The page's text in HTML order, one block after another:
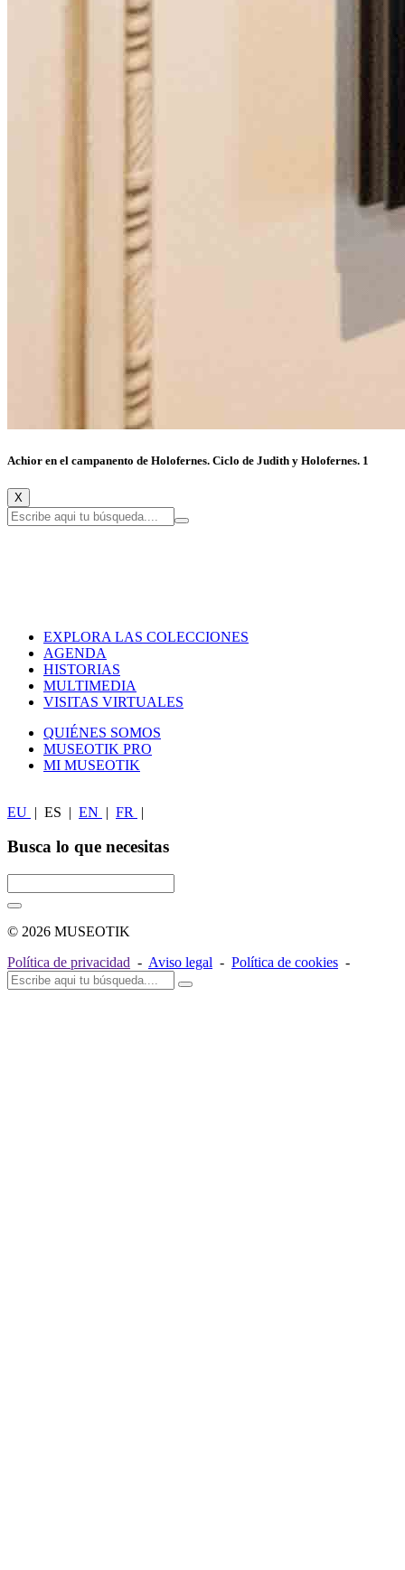
Achior en el campanento de Holofernes. Ciclo de Judith y Holofernes. 1
X
EXPLORA LAS COLECCIONES
AGENDA
HISTORIAS
MULTIMEDIA
VISITAS VIRTUALES
QUIÉNES SOMOS
MUSEOTIK PRO
MI MUSEOTIK
EU | ES | EN | FR |
Busca lo que necesitas
© 2026 MUSEOTIK
Política de privacidad - Aviso legal - Política de cookies -